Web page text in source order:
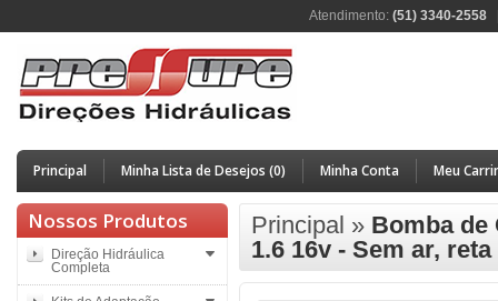
Atendimento: (51) 3340-
Principal Minha Lista de Desejos (0) Minha Conta Meu
Nossos Produtos
Direção Hidráulica
Completa
Principal » Bomba de
1.6 16v - Sem ar, reta